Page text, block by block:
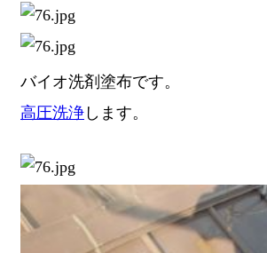
バイオ洗剤塗布です。
高圧洗浄 します。